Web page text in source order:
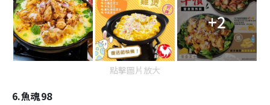
+2
點擊圖片放大
6.魚魂98